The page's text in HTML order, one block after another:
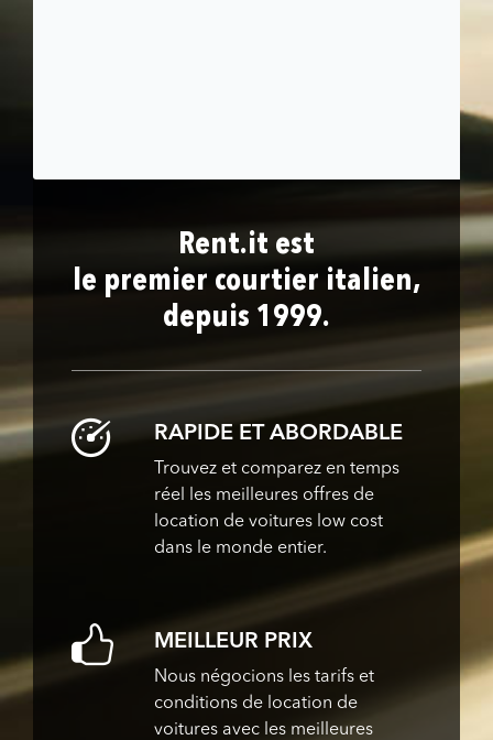
Rent.it est
le premier courtier italien,
depuis 1999.
RAPIDE ET ABORDABLE
Trouvez et comparez en temps
réel les meilleures offres de
location de voitures low cost
dans le monde entier.
MEILLEUR PRIX
Nous négocions les tarifs et
conditions de location de
voitures avec les meilleures